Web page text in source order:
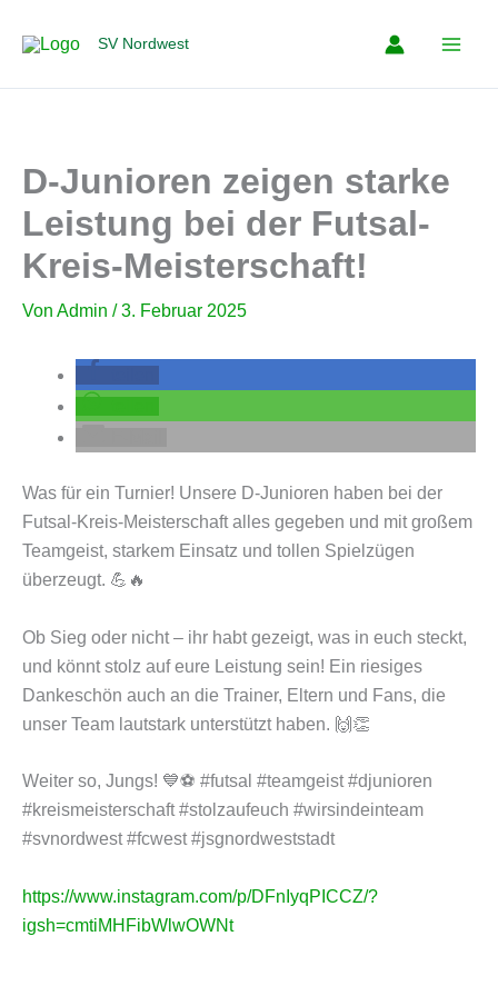
Inhalt
SV Nordwest
D-Junioren zeigen starke
Leistung bei der Futsal-
Kreis-Meisterschaft!
Von Admin /3. Februar 2025
Was für ein Turnier! Unsere D-Junioren haben bei der
Futsal-Kreis-Meisterschaft alles gegeben und mit großem
Teamgeist, starkem Einsatz und tollen Spielzügen
überzeugt. 💪🔥
Ob Sieg oder nicht – ihr habt gezeigt, was in euch steckt,
und könnt stolz auf eure Leistung sein! Ein riesiges
Dankeschön auch an die Trainer, Eltern und Fans, die
unser Team lautstark unterstützt haben. 🙌👏
Weiter so, Jungs! 💙⚽ #futsal #teamgeist #djunioren
#kreismeisterschaft #stolzaufeuch #wirsindeinteam
#svnordwest #fcwest #jsgnordweststadt
https://www.instagram.com/p/DFnIyqPICCZ/?
igsh=cmtiMHFibWlwOWNt